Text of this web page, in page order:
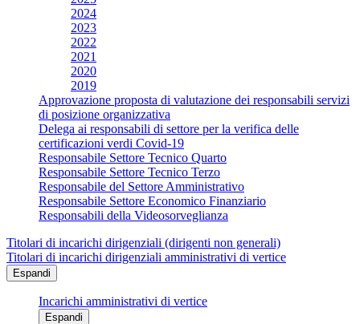
2024
2023
2022
2021
2020
2019
Approvazione proposta di valutazione dei responsabili servizi
di posizione organizzativa
Delega ai responsabili di settore per la verifica delle
certificazioni verdi Covid-19
Responsabile Settore Tecnico Quarto
Responsabile Settore Tecnico Terzo
Responsabile del Settore Amministrativo
Responsabile Settore Economico Finanziario
Responsabili della Videosorveglianza
Titolari di incarichi dirigenziali (dirigenti non generali)
Titolari di incarichi dirigenziali amministrativi di vertice
Espandi
Incarichi amministrativi di vertice
Espandi